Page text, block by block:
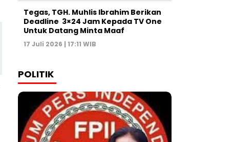
Tegas, TGH. Muhlis Ibrahim Berikan
Deadline 3×24 Jam Kepada TV One
Untuk Datang Minta Maaf
17 Juli 2026 | 17:11 WIB
POLITIK